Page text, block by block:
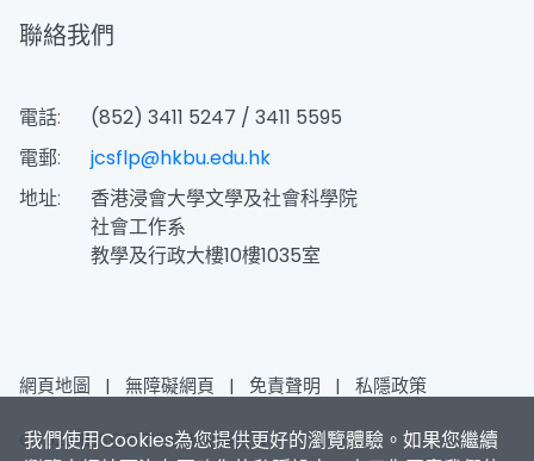
我們使用Cookies為您提供更好的瀏覽體驗。如果您繼續
聯絡我們
電話:
(852) 3411 5247 / 3411 5595
電郵:
jcsflp@hkbu.edu.hk
地址:
香港浸會大學文學及社會科學院
社會工作系
教學及行政大樓10樓1035室
網頁地圖 | 無障礙網頁 | 免責聲明 | 私隱政策
© 2026 賽馬會智家樂計劃 版權所有